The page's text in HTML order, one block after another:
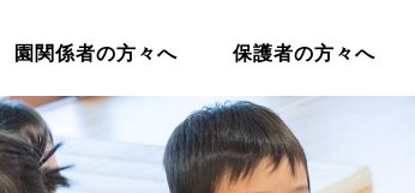
園関係者の方々へ 保護者の方々へ